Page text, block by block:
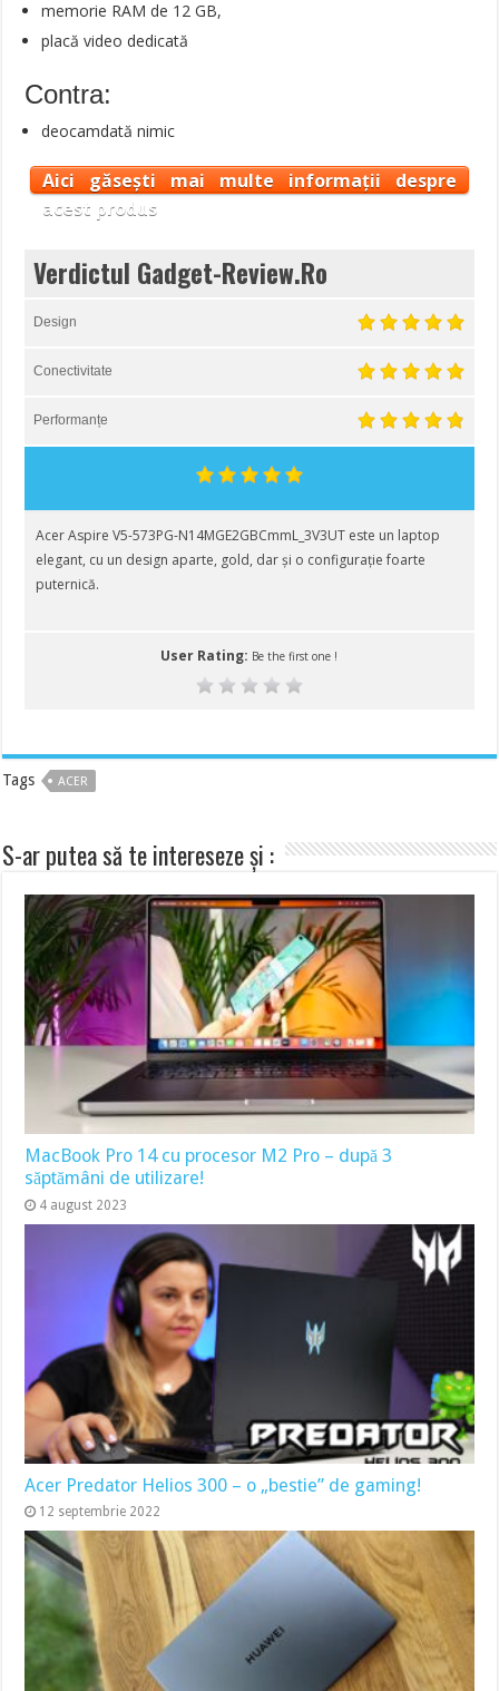
memorie RAM de 12 GB,
placă video dedicată
Contra:
deocamdată nimic
Aici găsești mai multe informații despre
acest produs
Verdictul Gadget-Review.Ro
Design
Conectivitate
Performanțe
Acer Aspire V5-573PG-N14MGE2GBCmmL_3V3UT este un laptop
elegant, cu un design aparte, gold, dar și o configurație foarte
puternică.
User Rating: Be the first one !
Tags ACER
S-ar putea să te intereseze și :
MacBook Pro 14 cu procesor M2 Pro – după 3
săptămâni de utilizare!
4 august 2023
Acer Predator Helios 300 – o „bestie” de gaming!
12 septembrie 2022